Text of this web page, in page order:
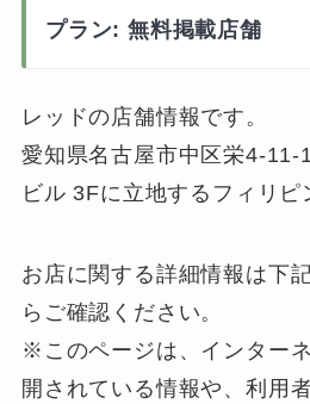
プラン: 無料掲載店舗
レッドの店舗情報です。
愛知県名古屋市中区栄4-11-
ビル 3Fに立地するフィリピ
お店に関する詳細情報は下
らご確認ください。
※このページは、インター
開されている情報や、利用